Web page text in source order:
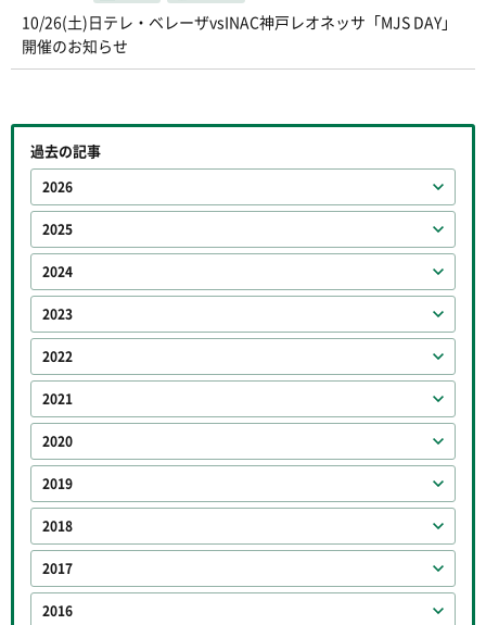
10/26(土)日テレ・ベレーザvsINAC神戸レオネッサ「MJS DAY」
開催のお知らせ
過去の記事
2026
2025
2024
2023
2022
2021
2020
2019
2018
2017
2016